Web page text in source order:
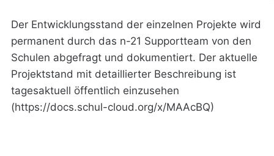
Der Entwicklungsstand der einzelnen Projekte wird
permanent durch das n-21 Supportteam von den
Schulen abgefragt und dokumentiert. Der aktuelle
Projektstand mit detaillierter Beschreibung ist
tagesaktuell öffentlich einzusehen
(https://docs.schul-cloud.org/x/MAAcBQ)